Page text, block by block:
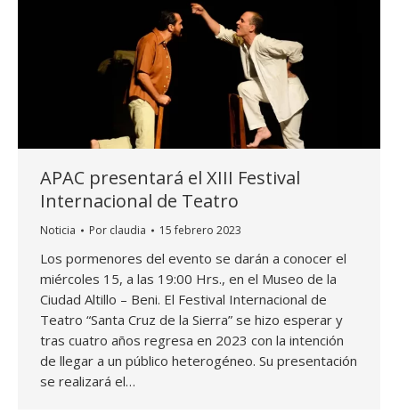
APAC presentará el XIII Festival
Internacional de Teatro
Noticia Por claudia 15 febrero 2023
Los pormenores del evento se darán a conocer el
miércoles 15, a las 19:00 Hrs., en el Museo de la
Ciudad Altillo – Beni. El Festival Internacional de
Teatro “Santa Cruz de la Sierra” se hizo esperar y
tras cuatro años regresa en 2023 con la intención
de llegar a un público heterogéneo. Su presentación
se realizará el…